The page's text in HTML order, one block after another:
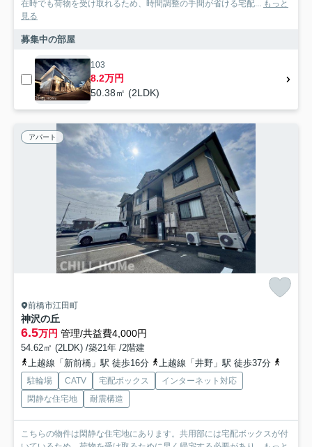
在時でも荷物を受け取れるため、時間調整の手間が省ける宅配... もっと
見る
募集中の部屋
103
8.2万円
50.38㎡ (2LDK)
アパート
前橋市江田町
神沢の丘
6.5万円 管理/共益費4,000円
54.62㎡ (2LDK) /築21年 /2階建
上越線「新前橋」駅 徒歩16分
上越線「井野」駅 徒歩37分
駐輪場 CATV 宅配ボックス
インターネット対応
閑静な住宅地
耐震構造
こちらの物件は閑静な住宅地にあります。共用部には宅配ボックスが付